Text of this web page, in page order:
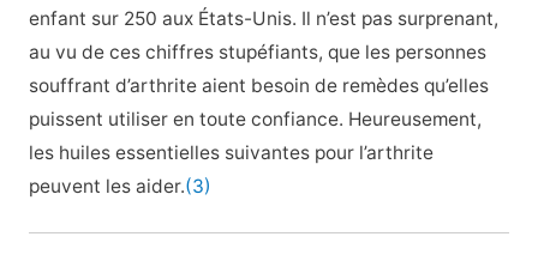
enfant sur 250 aux États-Unis. Il n’est pas surprenant,
au vu de ces chiffres stupéfiants, que les personnes
souffrant d’arthrite aient besoin de remèdes qu’elles
puissent utiliser en toute confiance. Heureusement,
les huiles essentielles suivantes pour l’arthrite
peuvent les aider.(3)